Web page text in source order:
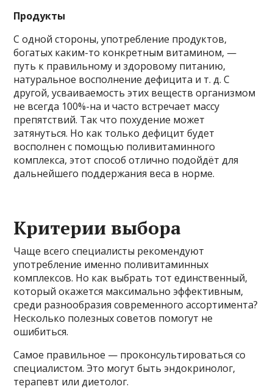
Продукты
С одной стороны, употребление продуктов,
богатых каким-то конкретным витамином, —
путь к правильному и здоровому питанию,
натуральное восполнение дефицита и т. д. С
другой, усваиваемость этих веществ организмом
не всегда 100%-на и часто встречает массу
препятствий. Так что похудение может
затянуться. Но как только дефицит будет
восполнен с помощью поливитаминного
комплекса, этот способ отлично подойдёт для
дальнейшего поддержания веса в норме.
Критерии выбора
Чаще всего специалисты рекомендуют
употребление именно поливитаминных
комплексов. Но как выбрать тот единственный,
который окажется максимально эффективным,
среди разнообразия современного ассортимента?
Несколько полезных советов помогут не
ошибиться.
Самое правильное — проконсультироваться со
специалистом. Это могут быть эндокринолог,
терапевт или диетолог.